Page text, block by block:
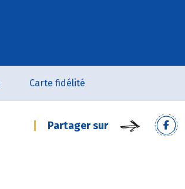
Carte fidélité
Partager sur